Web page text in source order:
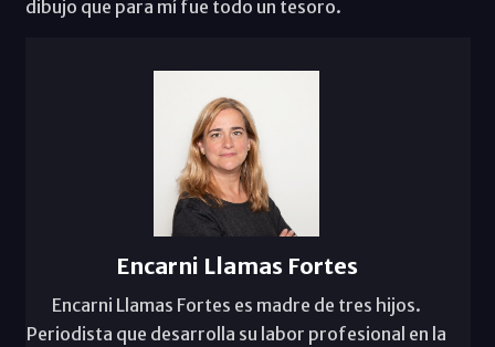
dibujo que para mí fue todo un tesoro.
Encarni Llamas Fortes
Encarni Llamas Fortes es madre de tres hijos.
Periodista que desarrolla su labor profesional en la